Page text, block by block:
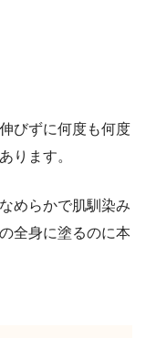
びずに何度も何度
ります。
めらかで肌馴染み
全身に塗るのに本